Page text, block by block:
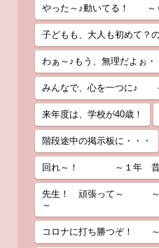
やった～♪動いてる！ ～
子どもも、大人も初めて？
わぁ～♪もう、無理だよぉ
みんなで、心を一つに♪
来年度は、学校が40歳！
階段途中の掲示板に・・・
回れ～！ ～１年 昔
先生！ 頑張って～ ～若
～
コロナに打ち勝つぞ！ ～